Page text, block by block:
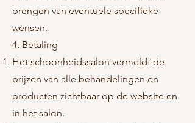
brengen van eventuele specifieke
wensen.
4. Betaling
Het schoonheidssalon vermeldt de
prijzen van alle behandelingen en
producten zichtbaar op de website en
in het salon.